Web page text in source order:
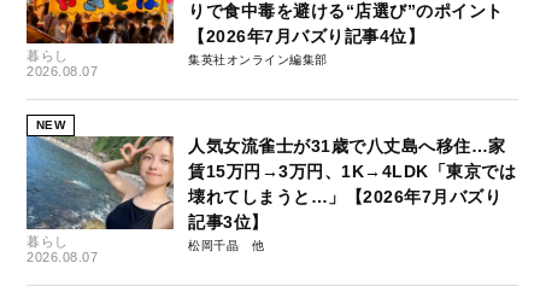
暮らし
2026.08.07
りで食中毒を避ける“店選び”のポイント
【2026年7月バズり記事4位】
集英社オンライン編集部
NEW
暮らし
2026.08.07
人気女流雀士が31歳で八丈島へ移住…家
賃15万円→3万円、1K→4LDK「東京では
壊れてしまうと…」【2026年7月バズり
記事3位】
松岡千晶